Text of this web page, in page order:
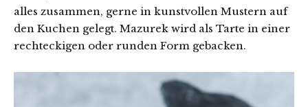
alles zusammen, gerne in kunstvollen Mustern auf
den Kuchen gelegt. Mazurek wird als Tarte in einer
rechteckigen oder runden Form gebacken.